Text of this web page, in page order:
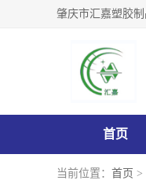
首页
当前位置： 首页 >